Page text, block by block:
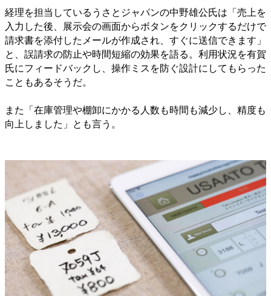
経理を担当しているうさとジャパンの中野雄公氏は「売上を
入力した後、展示会の画面からボタンをクリックするだけで
請求書を添付したメールが作成され、すぐに送信できます」
と、誤請求の防止や時間短縮の効果を語る。利用状況を有賀
氏にフィードバックし、操作ミスを防ぐ設計にしてもらった
こともあるそうだ。
また「在庫管理や棚卸にかかる人数も時間も減少し、精度も
向上しました」とも言う。